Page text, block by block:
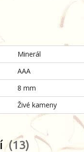
Minerál
AAA
8 mm
Živé kameny
13